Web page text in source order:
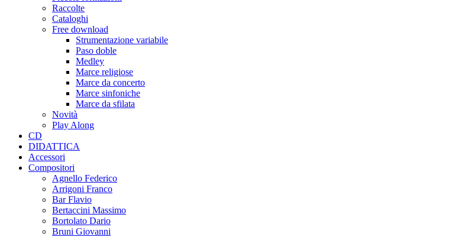
Raccolte
Cataloghi
Free download
Strumentazione variabile
Paso doble
Medley
Marce religiose
Marce da concerto
Marce sinfoniche
Marce da sfilata
Novità
Play Along
CD
DIDATTICA
Accessori
Compositori
Agnello Federico
Arrigoni Franco
Bar Flavio
Bertaccini Massimo
Bortolato Dario
Bruni Giovanni